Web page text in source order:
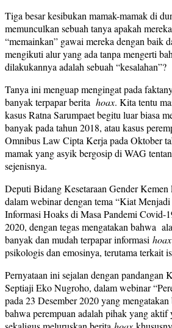
Tiga besar kesibukan mamak-mamak di
memunculkan sebuah tanya apakah
“memainkan” gawai mereka dengan baik
mengikuti alur yang ada tanpa mengerti
dilakukannya adalah sebuah “kesalahan”?
Tanya ini menguap mengingat pada
banyak terpapar berita hoax. Kita tentu
kasus Ratna Sarumpaet begitu luar biasa
banyak pada tahun 2018, atau kasus
Omnibus Law Cipta Kerja pada Oktober
mamak yang asyik bergosip di WAG
sejenisnya.
Deputi Bidang Kesetaraan Gender
dalam webinar dengan tema “Kiat
Informasi Hoaks di Masa Pandemi Covid-
2020, dengan tegas mengatakan bahwa
banyak dan mudah terpapar informasi hoax
psikologis dan emosinya, terutama terkait
Pernyataan ini sejalan dengan pandangan
Septiaji Eko Nugroho, dalam webinar
pada 23 Desember 2020 yang
bahwa perempuan adalah pihak yang aktif